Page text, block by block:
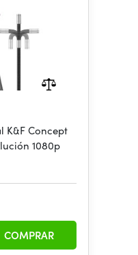
K&F Concept
1080p
COMPRAR